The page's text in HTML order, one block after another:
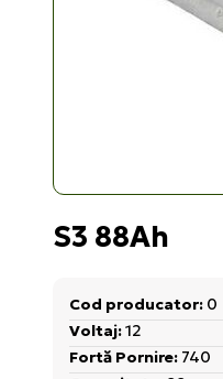
S3 88Ah
Cod producator: 0
Voltaj:12
Fortă Pornire: 740